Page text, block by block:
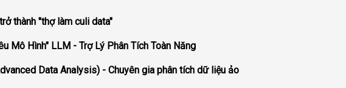
thành "thợ làm culi data"
Mô Hình" LLM - Trợ Lý Phân Tích Toàn Năng
Data Analysis) - Chuyên gia phân tích dữ liệu ảo